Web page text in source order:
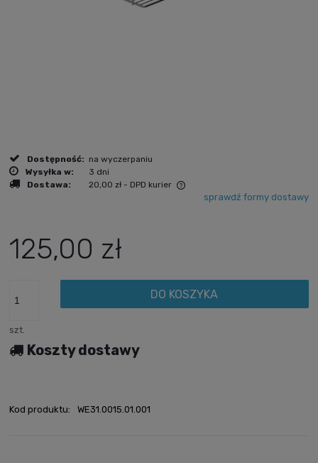
Dostępność: na wyczerpaniu
Wysyłka w:
3 dni
Dostawa:
20,00 zł - DPD kurier
Cena nie zawiera ewentualnych kosztów płatnościsprawdź formy dostawy
125,00 zł
szt.
DO KOSZYKA
Koszty dostawy
Kod produktu: WE31.0015.01.001